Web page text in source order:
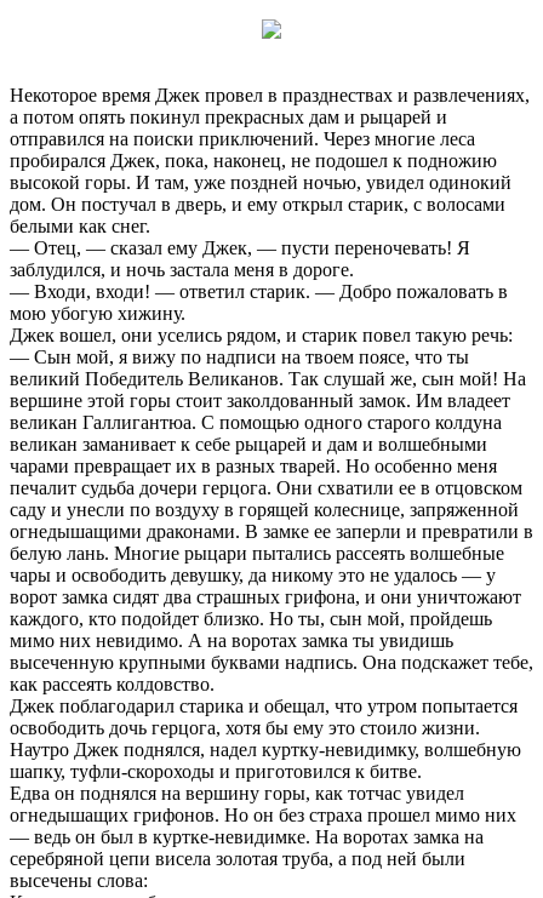
Некоторое время Джек провел в празднествах и развлечениях,
а потом опять покинул прекрасных дам и рыцарей и
отправился на поиски приключений. Через многие леса
пробирался Джек, пока, наконец, не подошел к подножию
высокой горы. И там, уже поздней ночью, увидел одинокий
дом. Он постучал в дверь, и ему открыл старик, с волосами
белыми как снег.
— Отец, — сказал ему Джек, — пусти переночевать! Я
заблудился, и ночь застала меня в дороге.
— Входи, входи! — ответил старик. — Добро пожаловать в
мою убогую хижину.
Джек вошел, они уселись рядом, и старик повел такую речь:
— Сын мой, я вижу по надписи на твоем поясе, что ты
великий Победитель Великанов. Так слушай же, сын мой! На
вершине этой горы стоит заколдованный замок. Им владеет
великан Галлигантюа. С помощью одного старого колдуна
великан заманивает к себе рыцарей и дам и волшебными
чарами превращает их в разных тварей. Но особенно меня
печалит судьба дочери герцога. Они схватили ее в отцовском
саду и унесли по воздуху в горящей колеснице, запряженной
огнедышащими драконами. В замке ее заперли и превратили в
белую лань. Многие рыцари пытались рассеять волшебные
чары и освободить девушку, да никому это не удалось — у
ворот замка сидят два страшных грифона, и они уничтожают
каждого, кто подойдет близко. Но ты, сын мой, пройдешь
мимо них невидимо. А на воротах замка ты увидишь
высеченную крупными буквами надпись. Она подскажет тебе,
как рассеять колдовство.
Джек поблагодарил старика и обещал, что утром попытается
освободить дочь герцога, хотя бы ему это стоило жизни.
Наутро Джек поднялся, надел куртку-невидимку, волшебную
шапку, туфли-скороходы и приготовился к битве.
Едва он поднялся на вершину горы, как тотчас увидел
огнедышащих грифонов. Но он без страха прошел мимо них
— ведь он был в куртке-невидимке. На воротах замка на
серебряной цепи висела золотая труба, а под ней были
высечены слова: